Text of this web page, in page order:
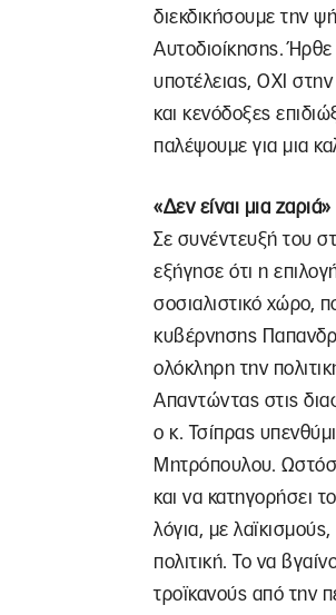
διεκδικήσουμε την
Αυτοδιοίκησης.
υποτέλειας, ΟΧΙ
και κενόδοξες
παλέψουμε για μια
«Δεν είναι μια ζαριά»
Σε συνέντευξή του
εξήγησε ότι η
σοσιαλιστικό χώρο,
κυβέρνησης
ολόκληρη την
Απαντώντας στις
ο κ. Τσίπρας
Μητρόπουλου.
και να κατηγορήσει
λόγια, με
πολιτική. Το να
τροϊκανούς από την